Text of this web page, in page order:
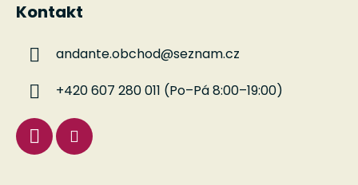
Kontakt
andante.obchod@seznam.cz
+420 607 280 011 (Po–Pá 8:00–19:00)